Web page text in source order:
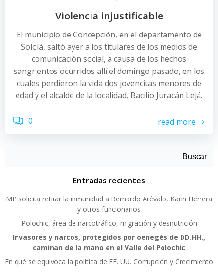
Violencia injustificable
El municipio de Concepción, en el departamento de
Sololá, saltó ayer a los titulares de los medios de
comunicación social, a causa de los hechos
sangrientos ocurridos allí el domingo pasado, en los
cuales perdieron la vida dos jovencitas menores de
edad y el alcalde de la localidad, Bacilio Juracán Lejá.
0 read more
Buscar
Entradas recientes
MP solicita retirar la inmunidad a Bernardo Arévalo, Karin Herrera
y otros funcionarios
Polochic, área de narcotráfico, migración y desnutrición
Invasores y narcos, protegidos por oenegés de DD.HH.,
caminan de la mano en el Valle del Polochic
En qué se equivoca la política de EE. UU. Corrupción y Crecimiento